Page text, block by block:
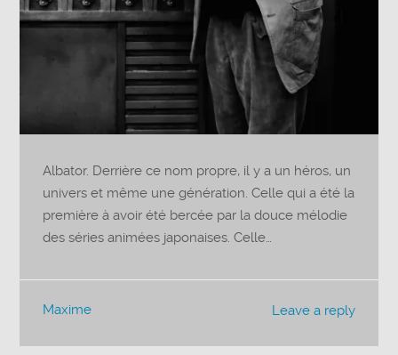
Albator. Derrière ce nom propre, il y a un héros, un
univers et même une génération. Celle qui a été la
première à avoir été bercée par la douce mélodie
des séries animées japonaises. Celle…
Leave a reply
Maxime